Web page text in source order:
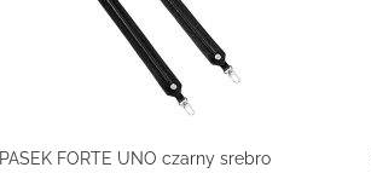
PASEK FORTE UNO czarny srebro